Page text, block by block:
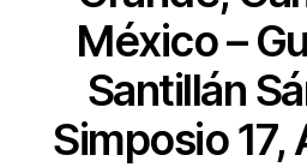
México –
Santillán
Simposio